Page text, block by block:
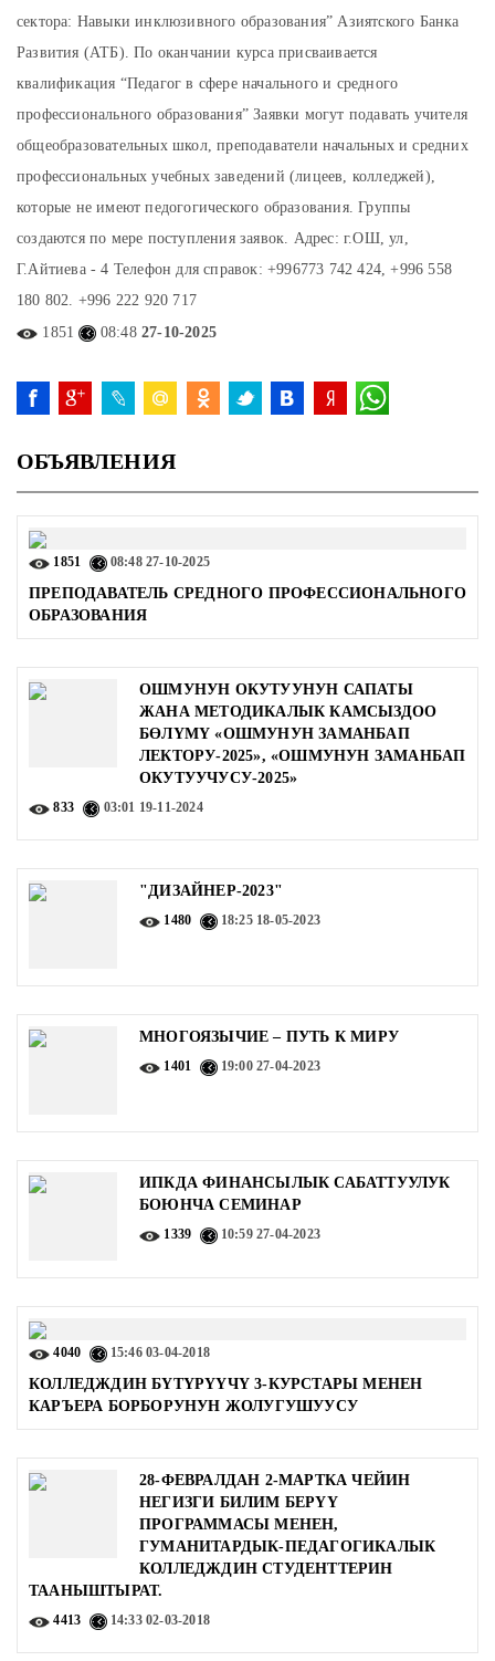
сектора: Навыки инклюзивного образования” Азиятского Банка
Развития (АТБ). По оканчании курса присваивается
квалификация “Педагог в сфере начального и средного
профессионального образования” Заявки могут подавать учителя
общеобразовательных школ, преподаватели начальных и средних
профессиональных учебных заведений (лицеев, колледжей),
которые не имеют педогогического образования. Группы
создаются по мере поступления заявок. Адрес: г.ОШ, ул,
Г.Айтиева - 4 Телефон для справок: +996773 742 424, +996 558
180 802. +996 222 920 717
1851
08:4827-10-2025
ОБЪЯВЛЕНИЯ
1851 08:4827-10-2025
ПРЕПОДАВАТЕЛЬ СРЕДНОГО ПРОФЕССИОНАЛЬНОГО
ОБРАЗОВАНИЯ
ОШМУНУН ОКУТУУНУН САПАТЫ
ЖАНА МЕТОДИКАЛЫК КАМСЫЗДОО
БӨЛҮМҮ «ОШМУНУН ЗАМАНБАП
ЛЕКТОРУ-2025», «ОШМУНУН ЗАМАНБАП
ОКУТУУЧУСУ-2025»
833 03:01 19-11-2024
"ДИЗАЙНЕР-2023"
1480 18:25 18-05-2023
МНОГОЯЗЫЧИЕ – ПУТЬ К МИРУ
1401 19:0027-04-2023
ИПКДА ФИНАНСЫЛЫК САБАТТУУЛУК
БОЮНЧА СЕМИНАР
1339 10:5927-04-2023
4040 15:4603-04-2018
КОЛЛЕДЖДИН БҮТҮРҮҮЧҮ 3-КУРСТАРЫ МЕНЕН
КАРЪЕРА БОРБОРУНУН ЖОЛУГУШУУСУ
28-ФЕВРАЛДАН 2-МАРТКА ЧЕЙИН
НЕГИЗГИ БИЛИМ БЕРҮҮ
ПРОГРАММАСЫ МЕНЕН,
ГУМАНИТАРДЫК-ПЕДАГОГИКАЛЫК
КОЛЛЕДЖДИН СТУДЕНТТЕРИН
ТААНЫШТЫРАТ.
4413 14:3302-03-2018